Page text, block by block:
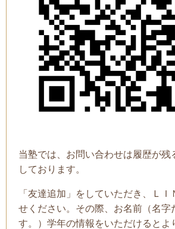
当塾では、お問い合わせは履歴が残
しております。
「友達追加」をしていただき、Ｌ
せください。その際、お名前（名字
す。）学年の情報をいただけるとよ